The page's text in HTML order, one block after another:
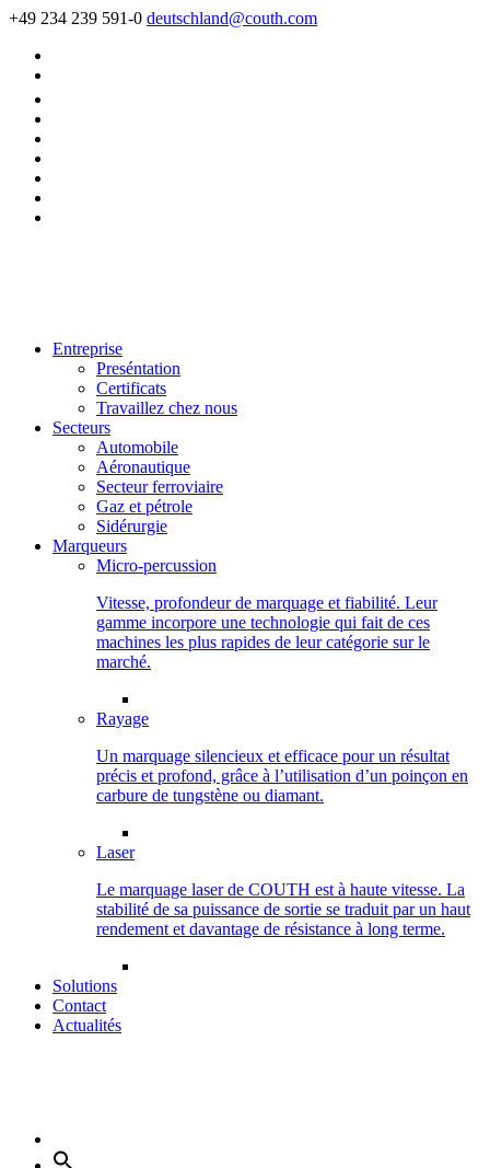
+49 234 239 591-0 deutschland@couth.com
Entreprise
Preséntation
Certificats
Travaillez chez nous
Secteurs
Automobile
Aéronautique
Secteur ferroviaire
Gaz et pétrole
Sidérurgie
Marqueurs
Micro-percussion
Vitesse, profondeur de marquage et fiabilité. Leur
gamme incorpore une technologie qui fait de ces
machines les plus rapides de leur catégorie sur le
marché.
Rayage
Un marquage silencieux et efficace pour un résultat
précis et profond, grâce à l’utilisation d’un poinçon en
carbure de tungstène ou diamant.
Laser
Le marquage laser de COUTH est à haute vitesse. La
stabilité de sa puissance de sortie se traduit par un haut
rendement et davantage de résistance à long terme.
Solutions
Contact
Actualités